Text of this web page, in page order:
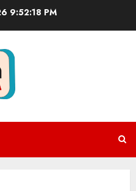
9:52:18 PM